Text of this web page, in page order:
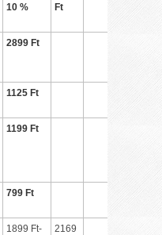
10 %
Ft
2899 Ft
1125 Ft
1199 Ft
799 Ft
1899 Ft-
2169